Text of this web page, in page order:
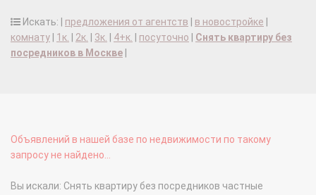
Искать: | предложения от агентств в новостройке
комнату
1к. 2к. 3к. 4+к. посуточно
Снять квартиру без
посредников в Москве
Объявлений в нашей базе по недвижимости по такому
запросу не найдено...
Вы искали: Снять квартиру без посредников частные